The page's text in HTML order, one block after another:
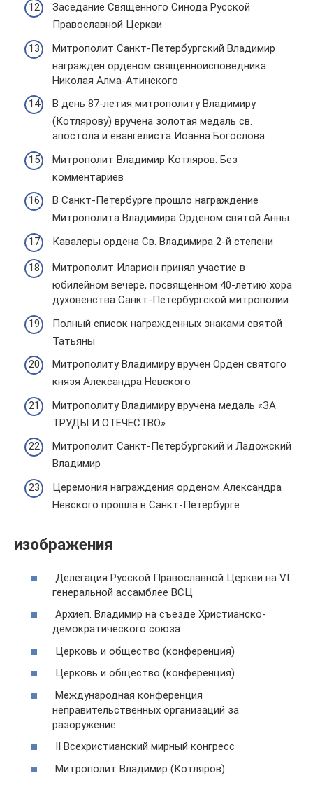
Заседание Священного Синода Русской
Православной Церкви
Митрополит Санкт-Петербургский Владимир
награжден орденом священноисповедника
Николая Алма-Атинского
В день 87-летия митрополиту Владимиру
(Котлярову) вручена золотая медаль св.
апостола и евангелиста Иоанна Богослова
Митрополит Владимир Котляров. Без
комментариев
В Санкт-Петербурге прошло награждение
Митрополита Владимира Орденом святой Анны
Кавалеры ордена Св. Владимира 2-й степени
Митрополит Иларион принял участие в
юбилейном вечере, посвященном 40-летию хора
духовенства Санкт-Петербургской митрополии
Полный список награжденных знаками святой
Татьяны
Митрополиту Владимиру вручен Орден святого
князя Александра Невского
Митрополиту Владимиру вручена медаль «ЗА
ТРУДЫ И ОТЕЧЕСТВО»
Митрополит Санкт-Петербургский и Ладожский
Владимир
Церемония награждения орденом Александра
Невского прошла в Санкт-Петербурге
изображения
Делегация Русской Православной Церкви на VI
генеральной ассамблее ВСЦ
Архиеп. Владимир на съезде Христианско-
демократического союза
Церковь и общество (конференция)
Церковь и общество (конференция).
Международная конференция
неправительственных организаций за
разоружение
II Всехристианский мирный конгресс
Митрополит Владимир (Котляров)